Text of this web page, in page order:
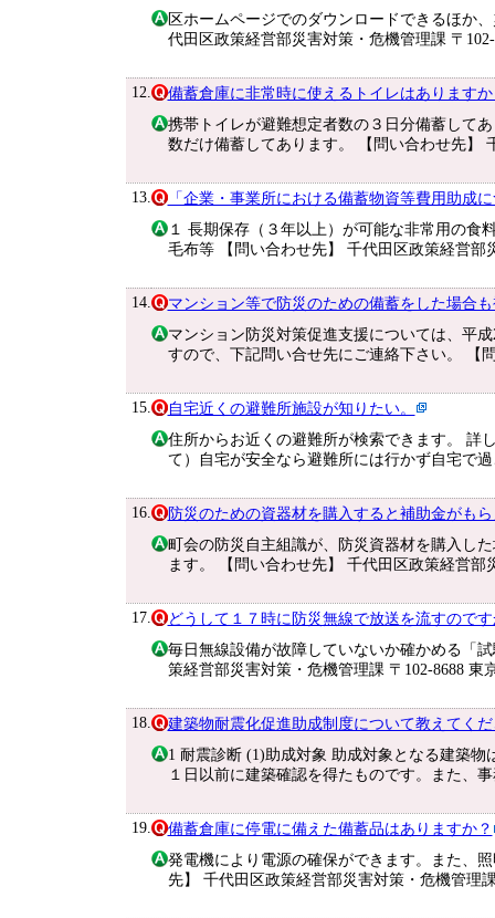
区ホームページでのダウンロードできるほか
代田区政策経営部災害対策・危機管理課 〒
12.
備蓄倉庫に非常時に使えるトイレはありますか
携帯トイレが避難想定者数の３日分備蓄して
数だけ備蓄してあります。 【問い合わせ先】
13.
「企業・事業所における備蓄物資等費用助成
１ 長期保存（３年以上）が可能な非常用の食
毛布等 【問い合わせ先】 千代田区政策経営
14.
マンション等で防災のための備蓄をした場合
マンション防災対策促進支援については、平
すので、下記問い合せ先にご連絡下さい。 【
15.
自宅近くの避難所施設が知りたい。
住所からお近くの避難所が検索できます。 詳
て）自宅が安全なら避難所には行かず自宅で
16.
防災のための資器材を購入すると補助金がも
町会の防災自主組識が、防災資器材を購入し
ます。 【問い合わせ先】 千代田区政策経営
17.
どうして１７時に防災無線で放送を流すので
毎日無線設備が故障していないか確かめる「
策経営部災害対策・危機管理課 〒102-8688 東
18.
建築物耐震化促進助成制度について教えてく
1 耐震診断 (1)助成対象 助成対象となる建築
１日以前に建築確認を得たものです。また、
19.
備蓄倉庫に停電に備えた備蓄品はありますか？
発電機により電源の確保ができます。また、
先】 千代田区政策経営部災害対策・危機管理